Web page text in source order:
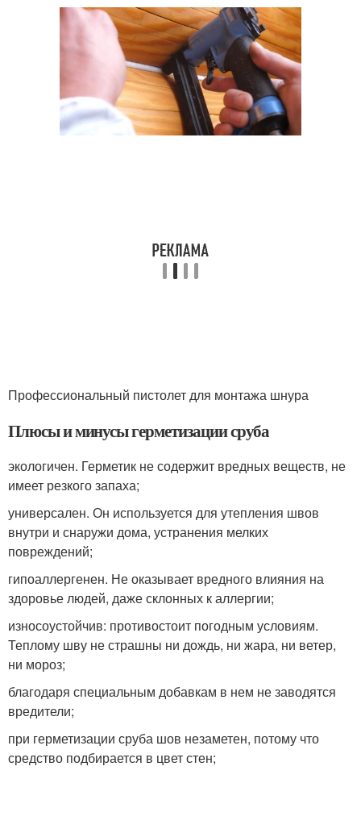
Профессиональный пистолет для монтажа шнура
Плюсы и минусы герметизации сруба
экологичен. Герметик не содержит вредных веществ, не
имеет резкого запаха;
универсален. Он используется для утепления швов
внутри и снаружи дома, устранения мелких
повреждений;
гипоаллергенен. Не оказывает вредного влияния на
здоровье людей, даже склонных к аллергии;
износоустойчив: противостоит погодным условиям.
Теплому шву не страшны ни дождь, ни жара, ни ветер,
ни мороз;
благодаря специальным добавкам в нем не заводятся
вредители;
при герметизации сруба шов незаметен, потому что
средство подбирается в цвет стен;